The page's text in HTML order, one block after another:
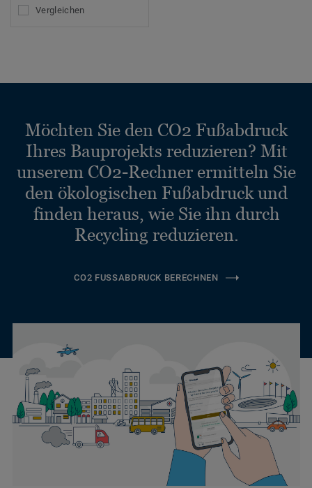
Vergleichen
Möchten Sie den CO2 Fußabdruck
Ihres Bauprojekts reduzieren? Mit
unserem CO2-Rechner ermitteln Sie
den ökologischen Fußabdruck und
finden heraus, wie Sie ihn durch
Recycling reduzieren.
CO2 FUSSABDRUCK BERECHNEN